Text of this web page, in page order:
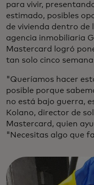
para vivir,
estimado, posibles
de vivienda dentro de
agencia inmobiliaria
Mastercard logró
tan solo cinco
"Queríamos hacer
posible porque
no está bajo guerra,
Kolano, director de
Mastercard, quien
"Necesitas algo que